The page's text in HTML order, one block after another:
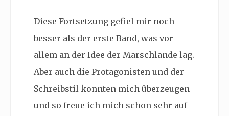
Diese Fortsetzung gefiel mir noch
besser als der erste Band, was vor
allem an der Idee der Marschlande lag.
Aber auch die Protagonisten und der
Schreibstil konnten mich überzeugen
und so freue ich mich schon sehr auf